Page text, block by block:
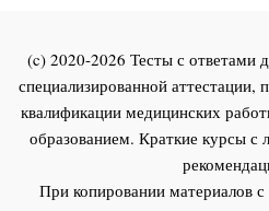
(c) 2020-2026 Тесты с ответами
специализированной аттестации,
квалификации медицинских
образованием. Краткие курсы с
При копировании материалов с